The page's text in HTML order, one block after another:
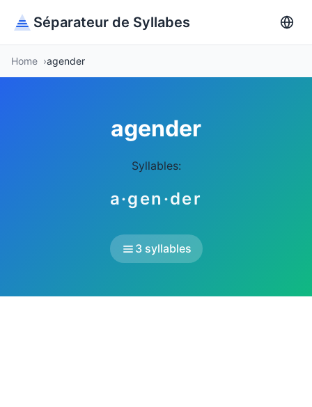
Séparateur de Syllabes
Home agender
agender
Syllables:
a·gen·der
3 syllables